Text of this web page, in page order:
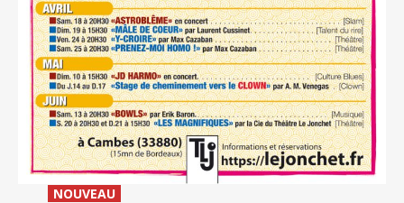
NOUVEAU_